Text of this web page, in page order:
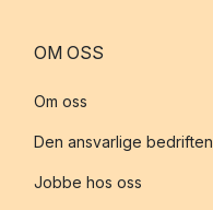
OM OSS
Om oss
Den ansvarlige bedriften
Jobbe hos oss